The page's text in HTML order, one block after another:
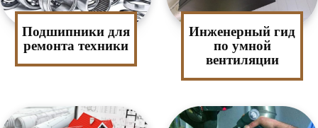
Подшипники для
ремонта техники
Инженерный гид
по умной
вентиляции